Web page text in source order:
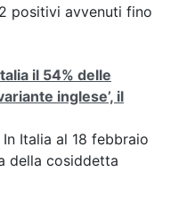
positivi avvenuti fino
il 54% delle
inglese’, il
In Italia al 18 febbraio
della cosiddetta